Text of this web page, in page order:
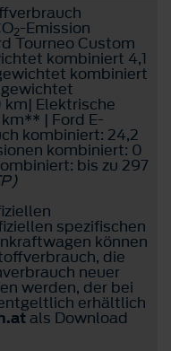
2-Emission
Tourneo Custom
kombiniert 4,1
kombiniert
km| Elektrische
| Ford E-
kombiniert: 24,2
kombiniert: 0
bis zu 297
spezifischen
können
die
neuer
werden, der bei
erhältlich
als Download